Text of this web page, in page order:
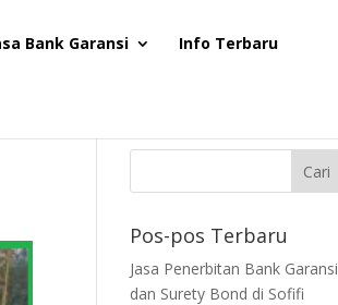
Bank Garansi Info Terbaru
Pos-pos Terbaru
Jasa Penerbitan Bank Garansi
dan Surety Bond di Sofifi